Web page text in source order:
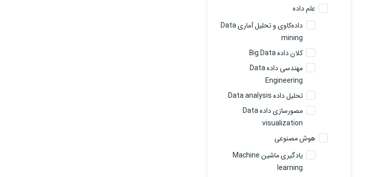
علم داده
داده‌کاوی و تحلیل آماری Data
mining
کلان داده Big Data
مهندسی داده Data
Engineering
تحلیل داده Data analysis
مصورسازی داده Data
visualization
هوش مصنوعی
یادگیری ماشین Machine
learning